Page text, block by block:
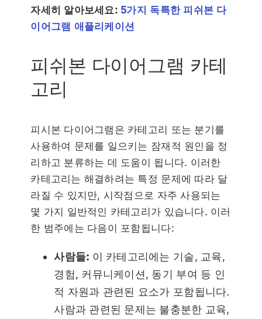
자세히 알아보세요: 5가지 독특한 피쉬본 다
이어그램 애플리케이션
피쉬본 다이어그램 카테
고리
피시본 다이어그램은 카테고리 또는 분기를
사용하여 문제를 일으키는 잠재적 원인을 정
리하고 분류하는 데 도움이 됩니다. 이러한
카테고리는 해결하려는 특정 문제에 따라 달
라질 수 있지만, 시작점으로 자주 사용되는
몇 가지 일반적인 카테고리가 있습니다. 이러
한 범주에는 다음이 포함됩니다:
사람들: 이 카테고리에는 기술, 교육,
경험, 커뮤니케이션, 동기 부여 등 인
적 자원과 관련된 요소가 포함됩니다.
사람과 관련된 문제는 불충분한 교육,